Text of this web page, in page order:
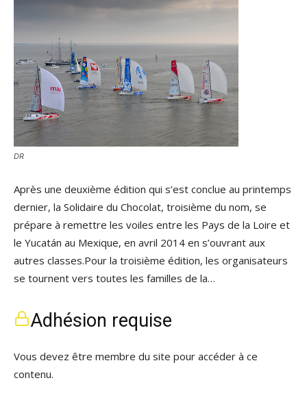
DR
Après une deuxième édition qui s’est conclue au printemps
dernier, la Solidaire du Chocolat, troisième du nom, se
prépare à remettre les voiles entre les Pays de la Loire et
le Yucatán au Mexique, en avril 2014 en s’ouvrant aux
autres classes.Pour la troisième édition, les organisateurs
se tournent vers toutes les familles de la…
Adhésion requise
Vous devez être membre du site pour accéder à ce
contenu.